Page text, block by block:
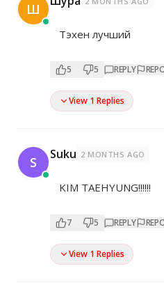
Ш
Тэхен лучший
5 5 REPLY
View 1 Replies
S Suku 2 MONTHS AGO
KIM TAEHYUNG!!!!!!
7 5 REPLY
View 1 Replies